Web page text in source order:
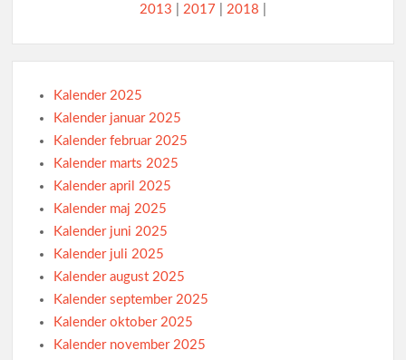
2013
2017 2018
Kalender 2025
Kalender januar 2025
Kalender februar 2025
Kalender marts 2025
Kalender april 2025
Kalender maj 2025
Kalender juni 2025
Kalender juli 2025
Kalender august 2025
Kalender september 2025
Kalender oktober 2025
Kalender november 2025